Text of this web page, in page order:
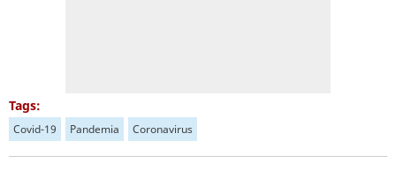
Tags:
Covid-19 Pandemia Coronavirus